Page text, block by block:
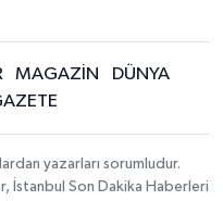
MAGAZİN
DÜNYA
yazarları sorumludur.
İstanbul Son Dakika Haberleri